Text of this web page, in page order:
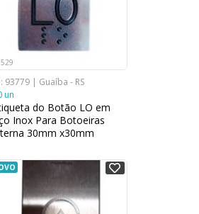
529
93779 | Guaíba - RS
un
do Botão LO em
Inox Para Botoeiras
30mm x30mm